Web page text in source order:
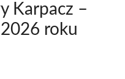
Karpacz –
roku